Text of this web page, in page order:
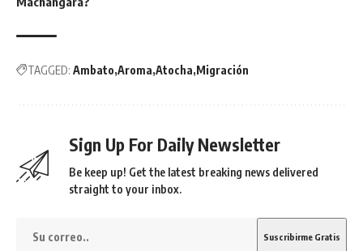
TAGGED: Ambato Aroma Atocha Migración
Sign Up For Daily Newsletter
Be keep up! Get the latest breaking news delivered
straight to your inbox.